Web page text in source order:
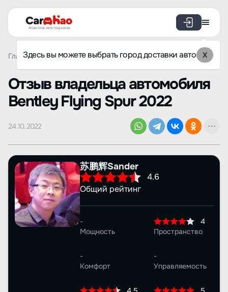
Агрегатор авто под заказ
Здесь вы можете выбрать город доставки авто X
Главная Отзывы Bentley Flying Spur Просмотр
Oтзыв владельца автомобиля
Bentley Flying Spur 2022
24.10.2022
苏鹏辉Sander
4.6
Общий рейтинг
-
Мощность
4
Пространство
-
Комфорт
-
Управляемость